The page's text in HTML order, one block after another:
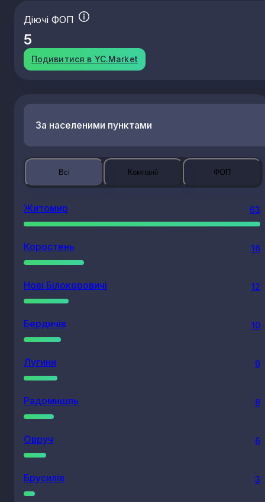
Діючі ФОП
5
Подивитися в YC.Market
За населеними пунктами
Всі Компанії ФОП
Житомир 63
Коростень 16
Нові Білокоровичі 12
Бердичів 10
Лугини 9
Радомишль 8
Овруч 6
Брусилів 3